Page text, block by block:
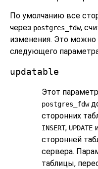
По умолчанию все
через postgres_fdw,
изменения. Это
следующего
updatable
Этот
postgres_fdw
сторонних
INSERT, UPDATE
сторонней
сервера.
таблицы,